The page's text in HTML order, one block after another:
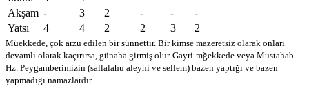
Akşam - 3 2 - -
-
Yatsı
4 4 2 2 3 2
Müekkede, çok arzu edilen bir sünnettir. Bir kimse mazeretsiz olarak onları
devamlı olarak kaçırırsa, günaha girmiş olur Gayri-mğekkede veya Mustahab -
Hz. Peygamberimizin (sallalahu aleyhi ve sellem) bazen yaptığı ve bazen
yapmadığı namazlardır.